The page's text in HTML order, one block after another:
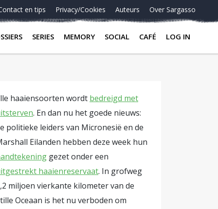
en tips Privacy/Cookies Auteurs Over Sargasso
SERIES MEMORY SOCIAL CAFÉ LOG IN
haaiensoorten wordt bedreigd met
. En dan nu het goede nieuws:
politieke leiders van Micronesië en de
Eilanden hebben deze week hun
gezet onder een
haaienreservaat. In grofweg
miljoen vierkante kilometer van de
Oceaan is het nu verboden om